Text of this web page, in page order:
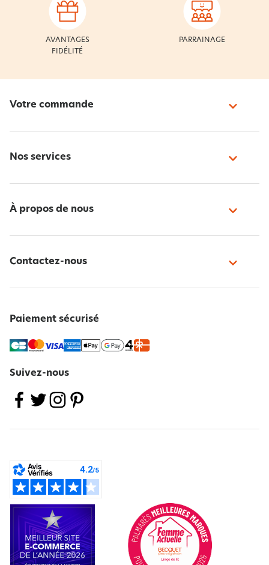
AVANTAGES
FIDÉLITÉ
PARRAINAGE
Votre commande
Nos services
À propos de nous
Contactez-nous
Paiement sécurisé
Suivez-nous